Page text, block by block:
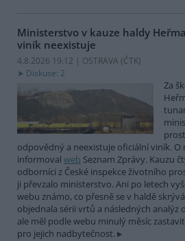
Ministerstvo v kauze haldy
viník neexistuje
4.8.2026 19:12 | OSTRAVA (ČTK)
Diskuse: 2
Za
odpovědný a neexistuje oficiální viník.
informoval web Seznam Zprávy. Kauzu
odborníci z České inspekce životního
ji převzalo ministerstvo. Ani po letech
webu známo, co přesně se v haldě
objednala sérii vrtů a následných analýz
ale měl podle webu minulý měsíc
pro jejich nadbytečnost.